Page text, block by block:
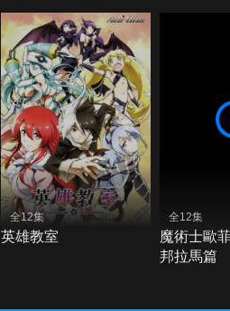
全12集
英雄教室
全12集
魔術士歐
邦拉馬篇